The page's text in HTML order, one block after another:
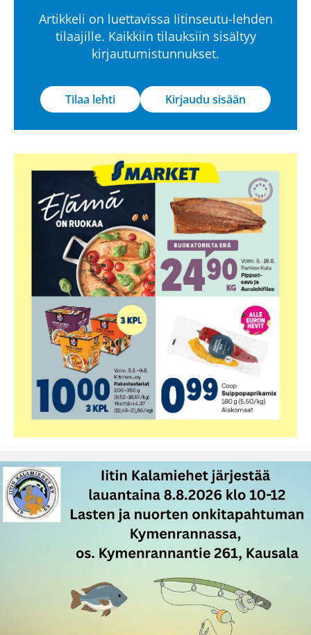
Artikkeli on luettavissa Iitinseutu-lehden
tilaajille. Kaikkiin tilauksiin sisältyy
kirjautumistunnukset.
Tilaa lehti Kirjaudu sisään